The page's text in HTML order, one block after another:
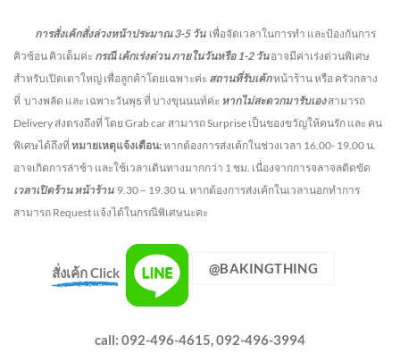
การสั่งเค้กสั่งล่วงหน้าประมาณ3-5 วัน เพื่อจัดเวลาในการทำ และป้องกันการ
คิวซ้อน คิวเต็มค่ะ กรณี เค้กเร่งด่วนภายในวันหรือ 1-2 วัน อาจมีค่าเร่งด่วนพิเศษ
สำหรับเปิดเตาใหญ่ เพื่อลูกค้าโดยเฉพาะค่ะ สถานที่รับเค้กหน้าร้าน หรือ ครัวกลาง
ที่ บางพลัด และ เฉพาะวันพุธ ที่ บางขุนนนท์ค่ะ หากไม่สะดวกมารับเองสามารถ
Delivery ส่งตรงถึงที่ โดย Grab car สามารถ Surprise เป็นของขวัญให้คนรัก และ คน
พิเศษได้ถึงที่ หมายเหตุแจ้งเตือน:หากต้องการส่งเค้กในช่วงเวลา 16.00- 19.00 น.
อาจเกิดการล่าช้า และใช้เวลาเดินทางมากกว่า 1 ชม. เนื่องจากการจลาจลติดขัด
เวลาเปิดร้าน หน้าร้าน 9.30 – 19.30 น. หากต้องการส่งเค้กในเวลานอกทำการ
สามารถ Request แจ้งได้ในกรณีพิเศษนะคะ
สั่งเค้ก Click @BAKINGTHING
call: 092-496-4615, 092-496-3994